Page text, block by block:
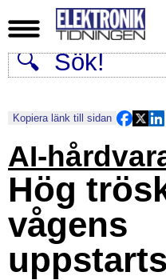
Kopiera länk till sidan
AI-
Hög
vågens